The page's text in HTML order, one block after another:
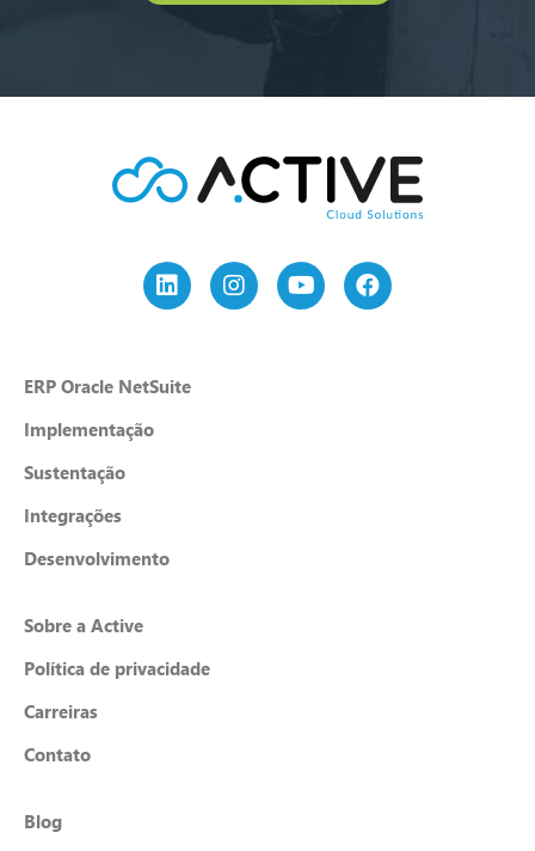
ERP Oracle NetSuite
Implementação
Sustentação
Integrações
Desenvolvimento
Sobre a Active
Política de privacidade
Carreiras
Contato
Blog